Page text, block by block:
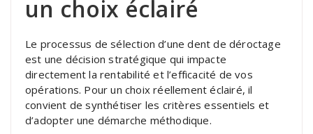
un choix éclairé
Le processus de sélection d’une dent de déroctage
est une décision stratégique qui impacte
directement la rentabilité et l’efficacité de vos
opérations. Pour un choix réellement éclairé, il
convient de synthétiser les critères essentiels et
d’adopter une démarche méthodique.